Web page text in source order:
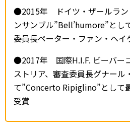
●2015年 ドイツ・ザールラン
ンサンブル”Bell’humore”と
委員長ペーター・ファン・ヘイ
●2017年 国際H.I.F. ビーバー
ストリア、審査委員長グナール
て”Concerto Ripiglino”として
受賞